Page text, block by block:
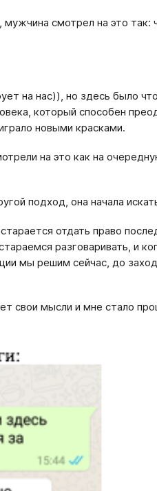
мужчина смотрел на это
на нас)), но здесь было
который способен
новыми красками.
на это как на
подход, она начала
отдать право
разговаривать, и
мы решим сейчас, до
свои мысли и мне стало